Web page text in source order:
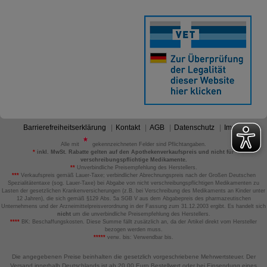
Barrierefreiheitserklärung Kontakt AGB Datenschutz Impressum
Alle mit
gekennzeichneten Felder sind Pflichtangaben.
* inkl. MwSt. Rabatte gelten auf den Apothekenverkaufspreis und nicht für
verschreibungspflichtige Medikamente.
**Unverbindliche Preisempfehlung des Herstellers.
***Verkaufspreis gemäß Lauer-Taxe; verbindlicher Abrechnungspreis nach der Großen Deutschen
Spezialitätentaxe (sog. Lauer-Taxe) bei Abgabe von nicht verschreibungspflichtigen Medikamenten zu
Lasten der gesetzlichen Krankenversicherungen (z.B. bei Verschreibung des Medikaments an Kinder unter
12 Jahren), die sich gemäß §129 Abs. 5a SGB V aus dem Abgabepreis des pharmazeutischen
Unternehmens und der Arzneimittelpreisverordnung in der Fassung zum 31.12.2003 ergibt. Es handelt sich
nichtum die unverbindliche Preisempfehlung des Herstellers.
**** BK: Beschaffungskosten. Diese Summe fällt zusätzlich an, da der Artikel direkt vom Hersteller
bezogen werden muss.
***** verw. bis: Verwendbar bis.
Die angegebenen Preise beinhalten die gesetzlich vorgeschriebene Mehrwertsteuer. Der